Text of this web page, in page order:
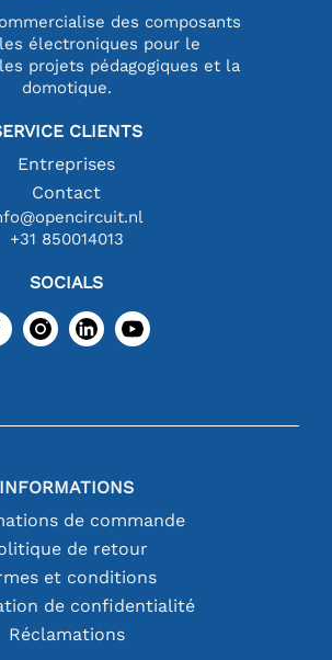
des composants
électroniques pour le
projets pédagogiques et la
domotique.
CLIENTS
Entreprises
Contact
+31 850014013
SOCIALS
INFORMATIONS
de commande
de retour
et conditions
de confidentialité
Réclamations